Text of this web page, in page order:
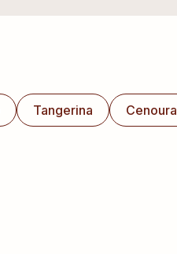
Tangerina Cenoura